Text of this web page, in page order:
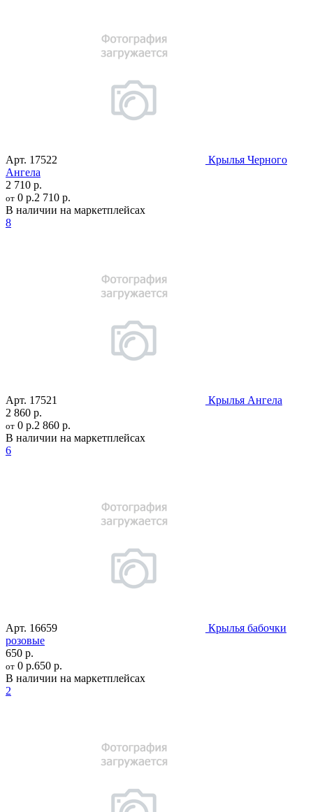
Арт. 17522
Крылья Черного
Ангела
2 710 р.
от 0 р.2 710 р.
В наличии на маркетплейсах
8
Арт. 17521
Крылья Ангела
2 860 р.
от 0 р.2 860 р.
В наличии на маркетплейсах
6
Арт. 16659
Крылья бабочки
розовые
650 р.
от 0 р.650 р.
В наличии на маркетплейсах
2